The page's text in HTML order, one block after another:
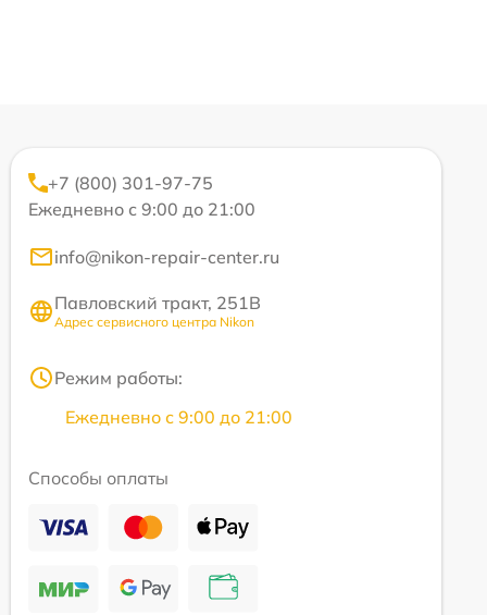
+7 (800) 301-97-75
Ежедневно с 9:00 до 21:00
info@nikon-repair-center.ru
Павловский тракт, 251В
Адрес сервисного центра Nikon
Режим работы:
Ежедневно с 9:00 до 21:00
Способы оплаты